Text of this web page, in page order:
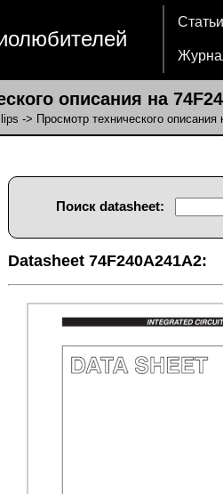
Статьи
описания на
-> Просмотр технического описания
Поиск datasheet:
Datasheet 74F240A241A2: